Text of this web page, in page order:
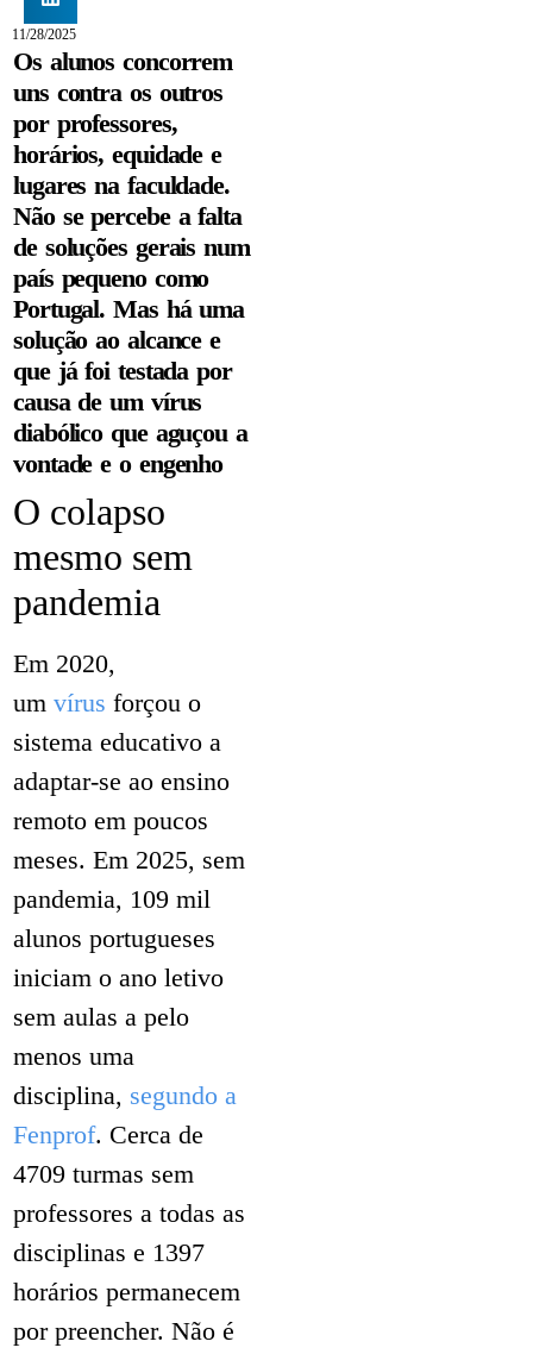
11/28/2025
Os alunos concorrem
uns contra os outros
por professores,
horários, equidade e
lugares na faculdade.
Não se percebe a falta
de soluções gerais num
país pequeno como
Portugal. Mas há uma
solução ao alcance e
que já foi testada por
causa de um vírus
diabólico que aguçou a
vontade e o engenho
O colapso
mesmo sem
pandemia
Em 2020,
um vírus forçou o
sistema educativo a
adaptar-se ao ensino
remoto em poucos
meses. Em 2025, sem
pandemia, 109 mil
alunos portugueses
iniciam o ano letivo
sem aulas a pelo
menos uma
disciplina, segundo a
Fenprof. Cerca de
4709 turmas sem
professores a todas as
disciplinas e 1397
horários permanecem
por preencher. Não é